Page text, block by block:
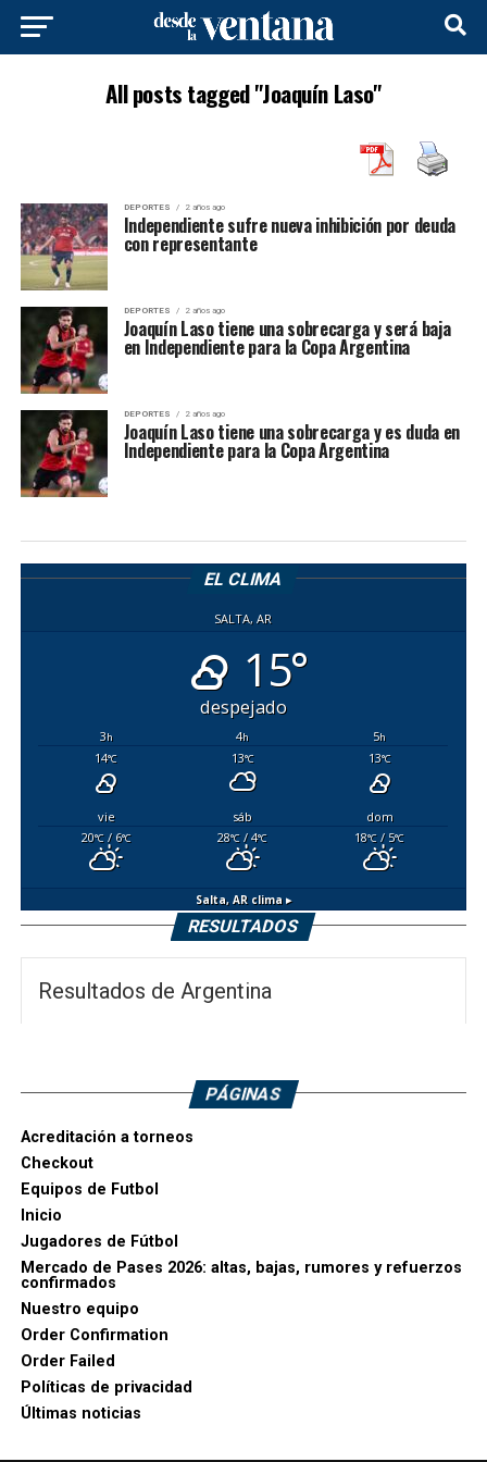
All posts tagged "Joaquín Laso"
DEPORTES 2 años ago
Independiente sufre nueva inhibición por deuda
con representante
DEPORTES 2 años ago
Joaquín Laso tiene una sobrecarga y será baja
en Independiente para la Copa Argentina
DEPORTES 2 años ago
Joaquín Laso tiene una sobrecarga y es duda en
Independiente para la Copa Argentina
EL CLIMA
SALTA, AR
15°
despejado
3h 4h 5h
14°C 13°C 13°C
vie sáb
dom
20°C/ 6°C 28°C / 4°C 18°C / 5°C
Salta, ARclima ▸
RESULTADOS
Resultados de Argentina
PÁGINAS
Acreditación a torneos
Checkout
Equipos de Futbol
Inicio
Jugadores de Fútbol
Mercado de Pases 2026: altas, bajas, rumores y refuerzos
confirmados
Nuestro equipo
Order Confirmation
Order Failed
Políticas de privacidad
Últimas noticias